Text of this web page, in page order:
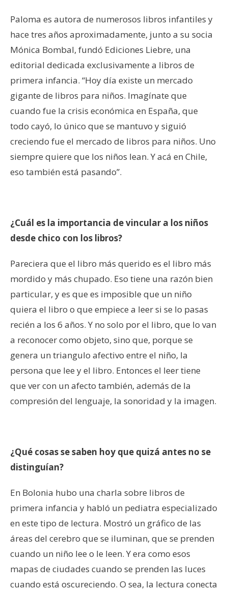
Paloma es autora de numerosos libros infantiles y
hace tres años aproximadamente, junto a su socia
Mónica Bombal, fundó Ediciones Liebre, una
editorial dedicada exclusivamente a libros de
primera infancia. “Hoy día existe un mercado
gigante de libros para niños. Imagínate que
cuando fue la crisis económica en España, que
todo cayó, lo único que se mantuvo y siguió
creciendo fue el mercado de libros para niños. Uno
siempre quiere que los niños lean. Y acá en Chile,
eso también está pasando”.
¿Cuál es la importancia de vincular a los niños
desde chico con los libros?
Pareciera que el libro más querido es el libro más
mordido y más chupado. Eso tiene una razón bien
particular, y es que es imposible que un niño
quiera el libro o que empiece a leer si se lo pasas
recién a los 6 años. Y no solo por el libro, que lo van
a reconocer como objeto, sino que, porque se
genera un triangulo afectivo entre el niño, la
persona que lee y el libro. Entonces el leer tiene
que ver con un afecto también, además de la
compresión del lenguaje, la sonoridad y la imagen.
¿Qué cosas se saben hoy que quizá antes no se
distinguían?
En Bolonia hubo una charla sobre libros de
primera infancia y habló un pediatra especializado
en este tipo de lectura. Mostró un gráfico de las
áreas del cerebro que se iluminan, que se prenden
cuando un niño lee o le leen. Y era como esos
mapas de ciudades cuando se prenden las luces
cuando está oscureciendo. O sea, la lectura conecta